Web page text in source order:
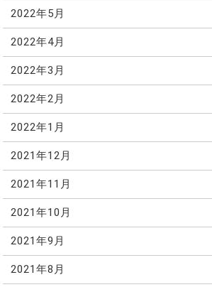
2022年5月
2022年4月
2022年3月
2022年2月
2022年1月
2021年12月
2021年11月
2021年10月
2021年9月
2021年8月